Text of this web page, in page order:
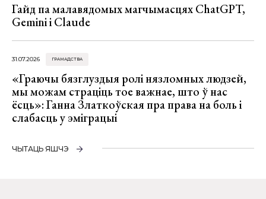
Гайд па малавядомых магчымасцях ChatGPT,
Gemini і Claude
31.07.2026 ГРАМАДСТВА
«Граючы бязглуздыя ролі нязломных людзей,
мы можам страціць тое важнае, што ў нас
ёсць»: Ганна Златкоўская пра права на боль і
слабасць у эміграцыі
ЧЫТАЦЬ ЯШЧЭ